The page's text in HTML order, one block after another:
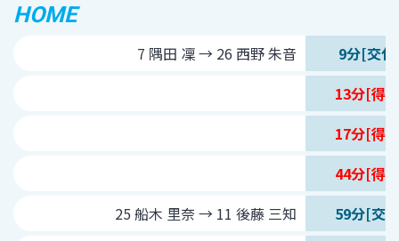
HOME
7 隅田 凜 → 26 西野 朱音
9分[交
13分[得
17分[得
44分[得
25 船木 里奈 → 11 後藤 三知
59分[交